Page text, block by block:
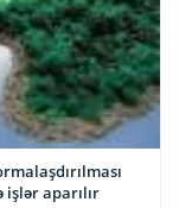
aparılır